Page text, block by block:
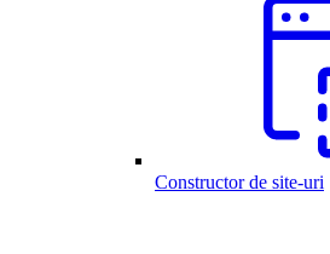
Constructor de site-uri